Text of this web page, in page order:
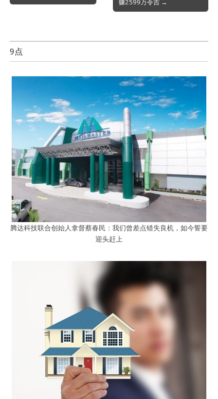
navigation 赚2599万令吉 →
9点
腾达科技联合创始人拿督蔡春民：我们曾差点错失良机，如今誓要
迎头赶上